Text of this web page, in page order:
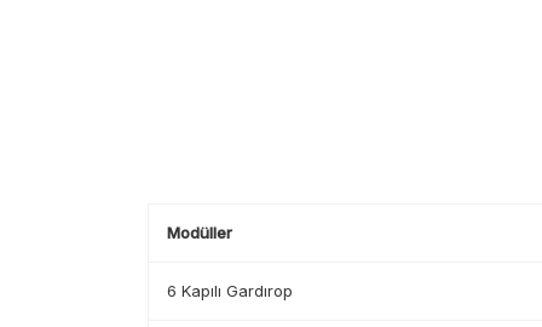
Modüller
6 Kapılı Gardırop